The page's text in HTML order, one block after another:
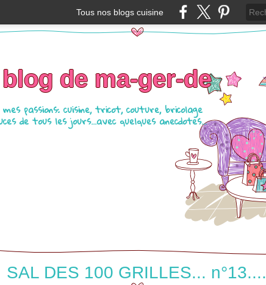
Tous nos blogs cuisine
de ma-ger-de
passions: cuisine, tricot, couture, bricolage
de tous les jours...avec quelques anecdotes...
SAL DES 100 GRILLES... n°13....